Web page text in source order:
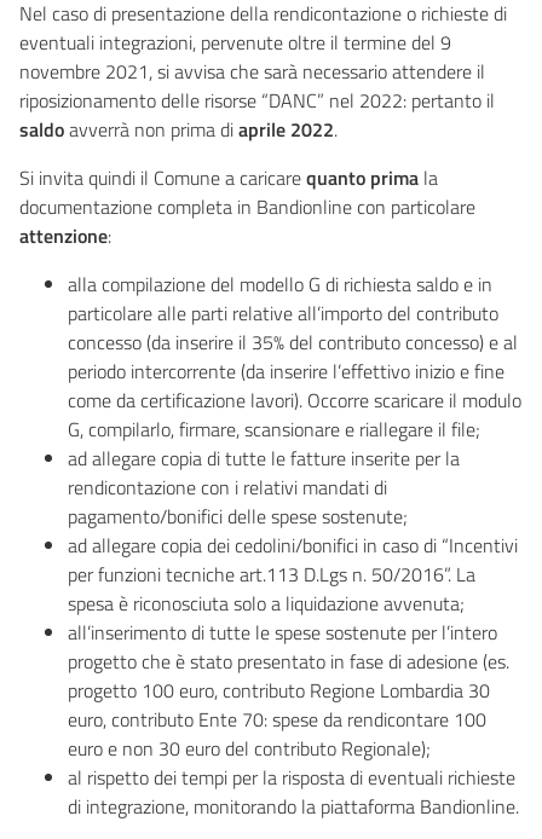
Nel caso di presentazione della rendicontazione o richieste di
eventuali integrazioni, pervenute oltre il termine del 9
novembre 2021, si avvisa che sarà necessario attendere il
riposizionamento delle risorse “DANC” nel 2022: pertanto il
saldoavverrà non prima diaprile 2022.
Si invita quindi il Comune a caricarequanto prima la
documentazione completa in Bandionline con particolare
attenzione:
alla compilazione del modello G di richiesta saldo e in
particolare alle parti relative all’importo del contributo
concesso (da inserire il 35% del contributo concesso) e al
periodo intercorrente (da inserire l’effettivo inizio e fine
come da certificazione lavori). Occorre scaricare il modulo
G, compilarlo, firmare, scansionare e riallegare il file;
ad allegare copia di tutte le fatture inserite per la
rendicontazione con i relativi mandati di
pagamento/bonifici delle spese sostenute;
ad allegare copia dei cedolini/bonifici in caso di “Incentivi
per funzioni tecniche art.113 D.Lgs n. 50/2016”. La
spesa è riconosciuta solo a liquidazione avvenuta;
all’inserimento di tutte le spese sostenute per l’intero
progetto che è stato presentato in fase di adesione (es.
progetto 100 euro, contributo Regione Lombardia 30
euro, contributo Ente 70: spese da rendicontare 100
euro e non 30 euro del contributo Regionale);
al rispetto dei tempi per la risposta di eventuali richieste
di integrazione, monitorando la piattaforma Bandionline.